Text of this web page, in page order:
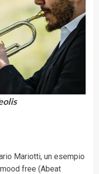
Mariotti, un esempio
free (Abeat